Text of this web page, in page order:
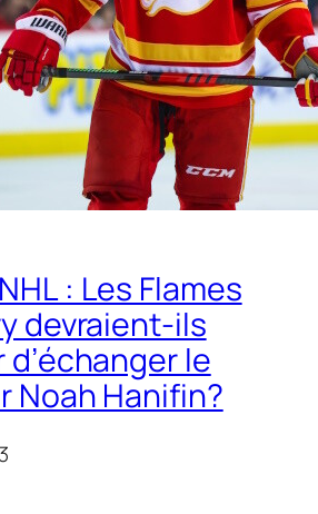
: Les Flames
devraient-ils
le
Noah Hanifin?